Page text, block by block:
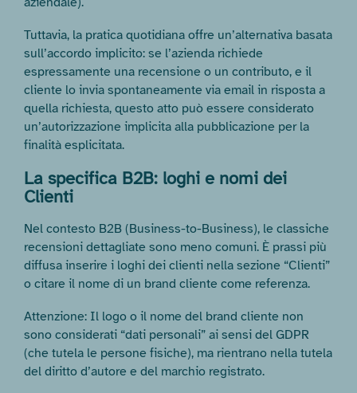
Tuttavia, la pratica quotidiana offre un’alternativa basata
sull’accordo implicito: se l’azienda richiede
espressamente una recensione o un contributo, e il
cliente lo invia spontaneamente via email in risposta a
quella richiesta, questo atto può essere considerato
un’autorizzazione implicita alla pubblicazione per la
finalità esplicitata.
La specifica B2B: loghi e nomi dei
Clienti
Nel contesto B2B (Business-to-Business), le classiche
recensioni dettagliate sono meno comuni. È prassi più
diffusa inserire i loghi dei clienti nella sezione “Clienti”
o citare il nome di un brand cliente come referenza.
Attenzione: Il logo o il nome del brand cliente non
sono considerati “dati personali” ai sensi del GDPR
(che tutela le persone fisiche), ma rientrano nella tutela
del diritto d’autore e del marchio registrato.